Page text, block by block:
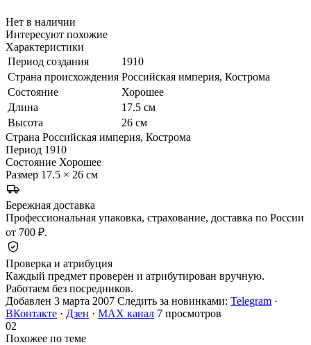
Нет в наличии
Интересуют похожие
Характеристики
Период создания
1910
Страна происхождения Российская империя, Кострома
Состояние
Хорошее
Длина
17.5 см
Высота
26 см
Страна Российская империя, Кострома
Период 1910
Состояние Хорошее
Размер 17.5 × 26 см
Бережная доставка
Профессиональная упаковка, страхование, доставка по России
от 700 ₽.
Проверка и атрибуция
Каждый предмет проверен и атрибутирован вручную.
Работаем без посредников.
Добавлен 3 марта 2007 Следить за новинками: Telegram ·
ВКонтакте · Дзен · MAX канал 7 просмотров
02
Похожее по теме